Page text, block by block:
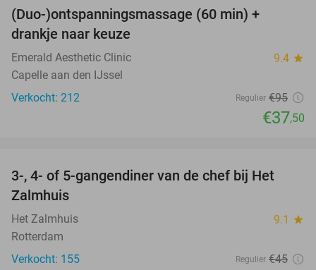
(Duo-)ontspanningsmassage (60 min) +
drankje naar keuze
Emerald Aesthetic Clinic 9.4 star
Capelle aan den IJssel
Verkocht: 212
Regulier €95
€37,50
34%
3-, 4- of 5-gangendiner van de chef bij Het
Zalmhuis
Het Zalmhuis 9.1 star
Rotterdam
Verkocht: 155
Regulier €45